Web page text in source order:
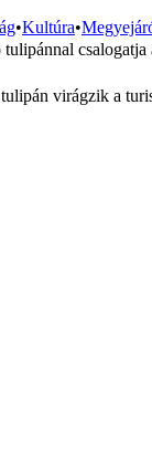
•Kultúra•
csalogatja
virágzik a